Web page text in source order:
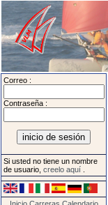
Correo :
Contraseña :
Si usted no tiene un nombre
de usuario, creelo aquí